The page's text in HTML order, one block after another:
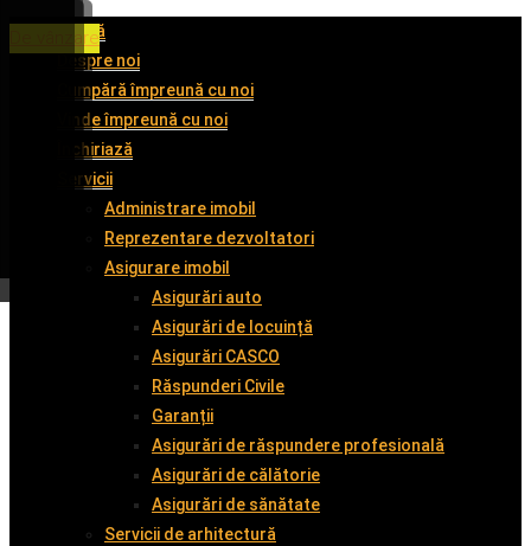
Acasă
Despre noi
Cumpără împreună cu noi
Vinde împreună cu noi
Închiriază
Servicii
Administrare imobil
Reprezentare dezvoltatori
Asigurare imobil
Asigurări auto
Asigurări de locuință
Asigurări CASCO
Răspunderi Civile
Garanții
Asigurări de răspundere profesională
Asigurări de călătorie
Asigurări de sănătate
Servicii de arhitectură
De închiriat
De închiriat
De închiriat
De vânzare